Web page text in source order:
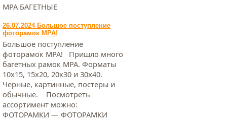
МРА БАГЕТНЫЕ
26.07.2024 Большое поступление
фоторамок МРА!
Большое поступление
фоторамок МРА! Пришло много
багетных рамок МРА. Форматы
10х15, 15х20, 20х30 и 30х40.
Черные, картинные, постеры и
обычные. Посмотреть
ассортимент можно:
ФОТОРАМКИ — ФОТОРАМКИ